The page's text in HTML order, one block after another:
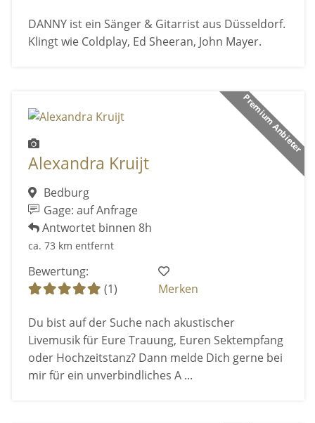
DANNY ist ein Sänger & Gitarrist aus Düsseldorf.
Klingt wie Coldplay, Ed Sheeran, John Mayer.
Premium Anbieter
Alexandra Kruijt
Bedburg
Gage: auf Anfrage
Antwortet binnen 8h
ca. 73 km entfernt
Bewertung:
(1)
Merken
Du bist auf der Suche nach akustischer
Livemusik für Eure Trauung, Euren Sektempfang
oder Hochzeitstanz? Dann melde Dich gerne bei
mir für ein unverbindliches A ...